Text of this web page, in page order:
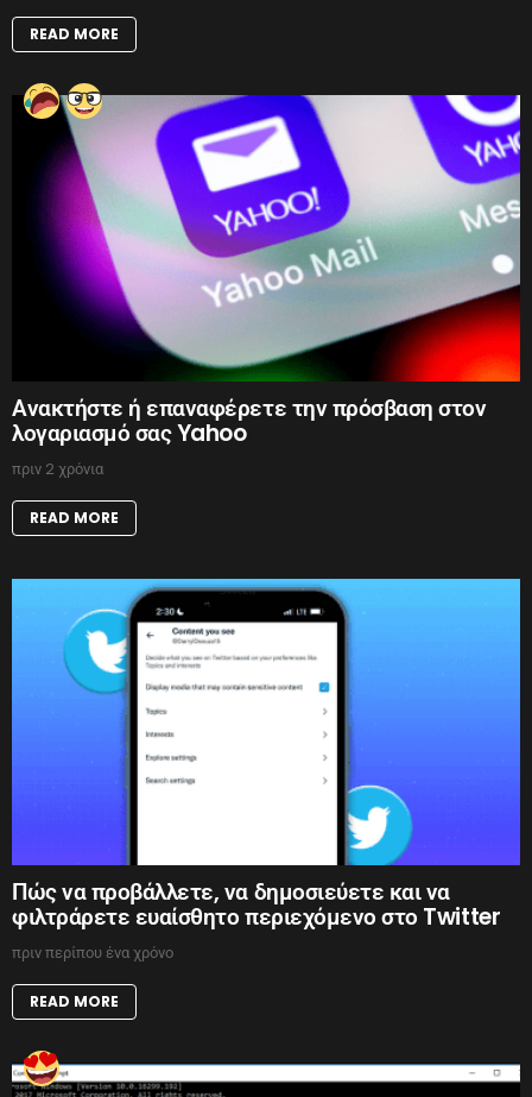
READ MORE
Ανακτήστε ή επαναφέρετε την πρόσβαση στον
λογαριασμό σας Yahoo
πριν 2 χρόνια
READ MORE
Πώς να προβάλλετε, να δημοσιεύετε και να
φιλτράρετε ευαίσθητο περιεχόμενο στο Twitter
πριν περίπου ένα χρόνο
READ MORE